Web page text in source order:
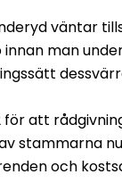
väntar
man
för att
stammarna
och